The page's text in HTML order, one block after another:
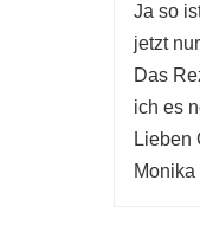
Ja so
jetzt
Das
ich es
Lieben
Monika